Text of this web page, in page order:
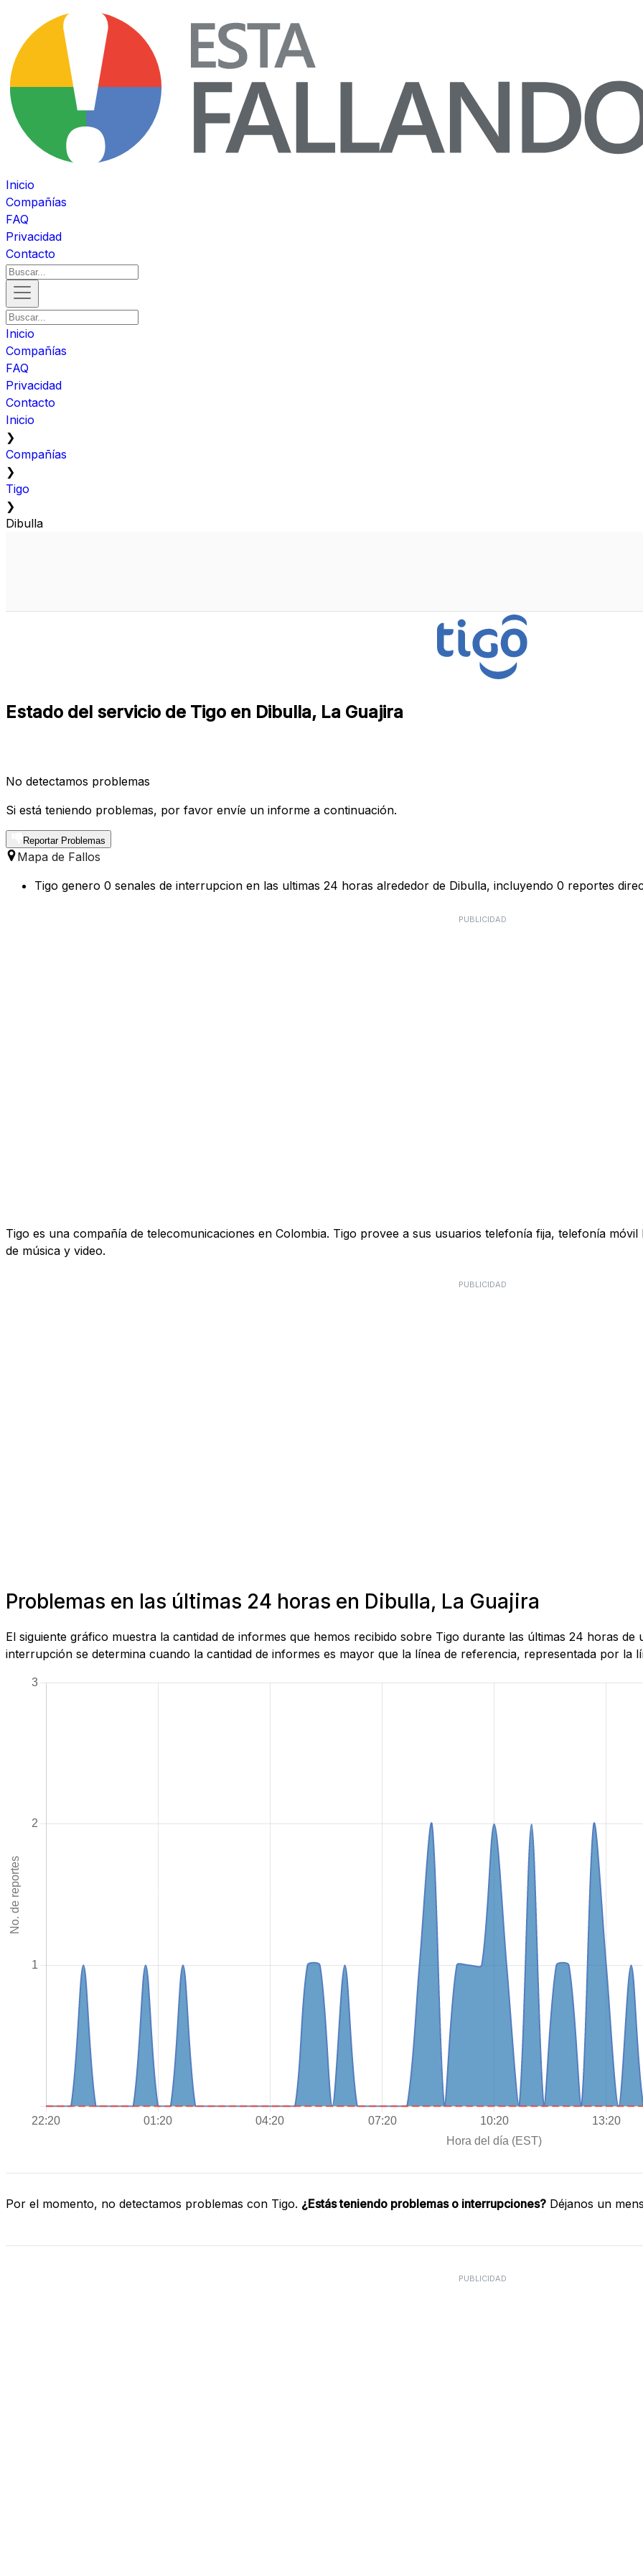
Inicio
Compañías
FAQ
Privacidad
Contacto
Inicio
Compañías
FAQ
Privacidad
Contacto
Inicio
❯
Compañías
❯
Tigo
❯
Dibulla
Estado del servicio de Tigo en Dibulla, La Guajira
No detectamos problemas
Si está teniendo problemas, por favor envíe un informe a continuación.
Reportar Problemas
Mapa de Fallos
Tigo genero 0 senales de interrupcion en las ultimas 24 horas alrededor de Dibulla, incluyendo 0 reportes
PUBLICIDAD
Tigo es una compañía de telecomunicaciones en Colombia. Tigo provee a sus usuarios telefonía fija, telefonía
de música y video.
PUBLICIDAD
Problemas en las últimas 24 horas en Dibulla, La Guajira
El siguiente gráfico muestra la cantidad de informes que hemos recibido sobre Tigo durante las últimas 24 horas
interrupción se determina cuando la cantidad de informes es mayor que la línea de referencia, representada por la
Por el momento, no detectamos problemas con Tigo. ¿Estás teniendo problemas o interrupciones? Déjanos un
PUBLICIDAD